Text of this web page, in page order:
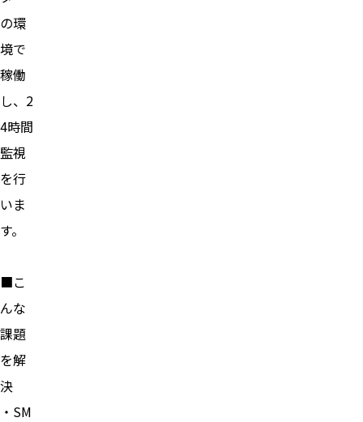
の環
境で
稼働
し、2
4時間
監視
を行
いま
す。
■こ
んな
課題
を解
決
・SM